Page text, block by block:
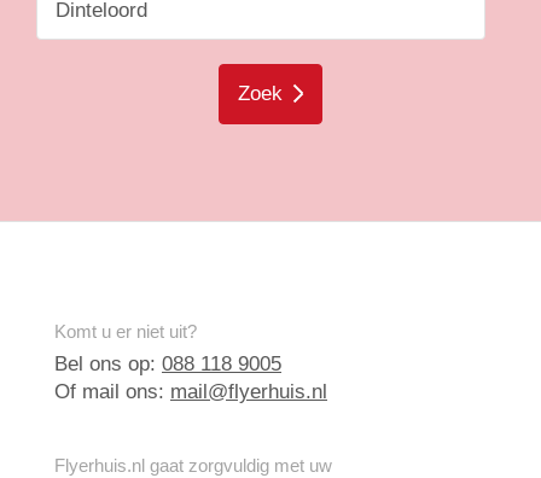
Zoek
Komt u er niet uit?
Bel ons op: 088 118 9005
Of mail ons: mail@flyerhuis.nl
Flyerhuis.nl gaat zorgvuldig met uw